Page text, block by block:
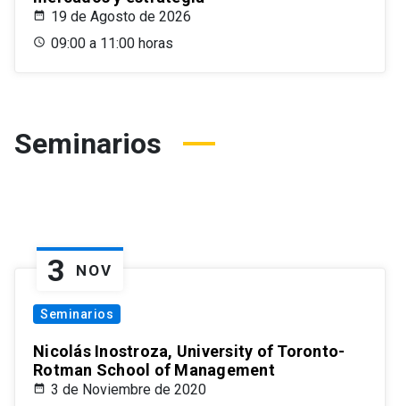
19 de Agosto de 2026
09:00 a 11:00 horas
Seminarios
3 NOV
Seminarios
Nicolás Inostroza, University of Toronto-
Rotman School of Management
3 de Noviembre de 2020